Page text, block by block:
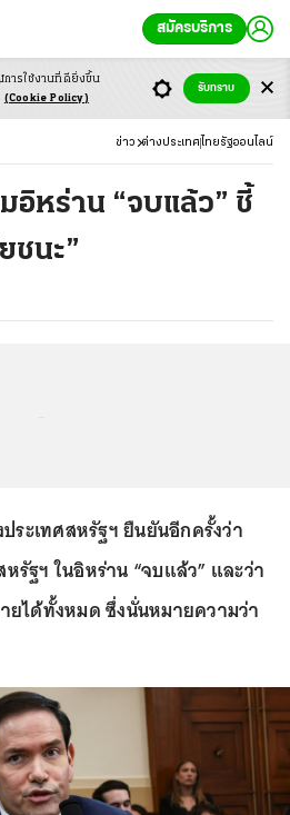
สมัครบริการ
ข่าว ต่างประเทศ ไทยรัฐออนไลน์
อิหร่าน “จบแล้ว” ชี้
ชนะ”
ระเทศสหรัฐฯ ยืนยันอีกครั้งว่า
รัฐฯ ในอิหร่าน “จบแล้ว” และว่า
ยได้ทั้งหมด ซึ่งนั่นหมายความว่า
การใช้งานที่ดียิ่งขึ้น
(Cookie Policy)
รับทราบ